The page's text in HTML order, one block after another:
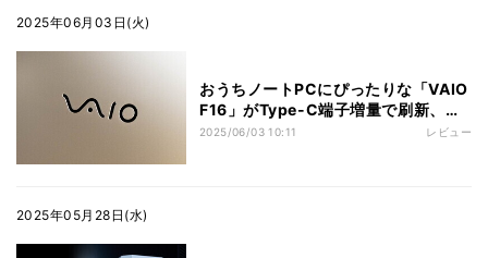
2025年06月03日(火)
おうちノートPCにぴったりな「VAIO
F16」がType-C端子増量で刷新、新
モデルをレビュー
2025/06/03 10:11 レビュー
2025年05月28日(水)